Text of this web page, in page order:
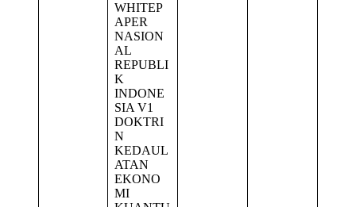
WHITEP
APER
NASION
AL
REPUBLI
K
INDONE
SIA V1
DOKTRI
N
KEDAUL
ATAN
EKONO
MI